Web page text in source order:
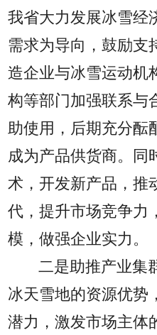
我省大力发展冰雪经
需求为导向，鼓励支
造企业与冰雪运动机
构等部门加强联系与
助使用，后期充分酝
成为产品供货商。同
术，开发新产品，推
代，提升市场竞争力
模，做强企业实力。
二是助推产业集
冰天雪地的资源优势
潜力，激发市场主体